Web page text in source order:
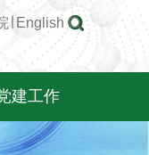
English
建工作